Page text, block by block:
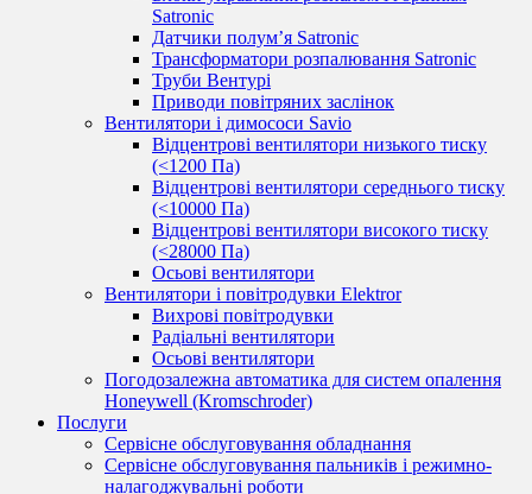
Satronic
Датчики полум’я Satronic
Трансформатори розпалювання Satronic
Труби Вентурі
Приводи повітряних заслінок
Вентилятори і димососи Savio
Відцентрові вентилятори низького тиску
(<1200 Па)
Відцентрові вентилятори середнього тиску
(<10000 Па)
Відцентрові вентилятори високого тиску
(<28000 Па)
Осьові вентилятори
Вентилятори і повітродувки Elektror
Вихрові повітродувки
Радіальні вентилятори
Осьові вентилятори
Погодозалежна автоматика для систем опалення
Honeywell (Kromschroder)
Послуги
Сервісне обслуговування обладнання
Сервісне обслуговування пальників і режимно-
налагоджувальні роботи